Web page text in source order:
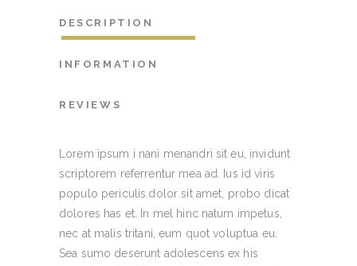
DESCRIPTION
INFORMATION
REVIEWS
Lorem ipsum i nani menandri sit eu, invidunt
scriptorem referrentur mea ad. Ius id viris
populo periculis.dolor sit amet, probo dicat
dolores has et. In mel hinc natum impetus,
nec at malis tritani, eum quot voluptua eu.
Sea sumo deserunt adolescens ex his